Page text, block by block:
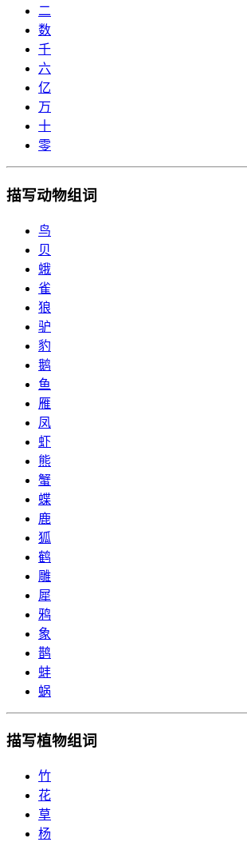
二
数
千
六
亿
万
十
零
描写动物组词
鸟
贝
蛾
雀
狼
驴
豹
鹅
鱼
雁
凤
虾
熊
蟹
蝶
鹿
狐
鹤
雕
犀
鸦
象
鹊
蚌
蜗
描写植物组词
竹
花
草
杨